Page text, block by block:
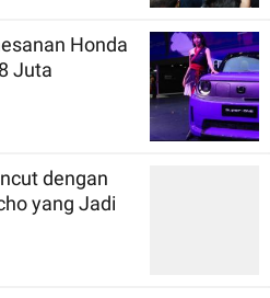
Honda
Juta
dengan
yang Jadi